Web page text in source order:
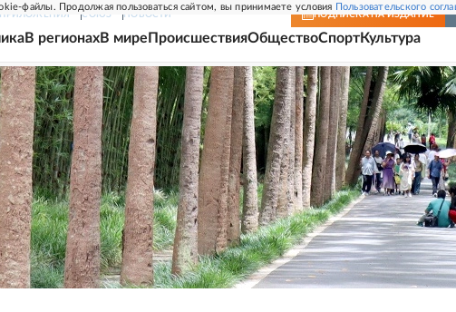
файлы. Продолжая пользоваться сайтом, вы принимаете условия Пользовательского
ПРИЛОЖЕНИЯ СОЮЗ НОВОСТИ ПОДПИСКА НА ИЗДАНИЕ
В регионахВ мире ПроисшествияОбществоСпортКультура